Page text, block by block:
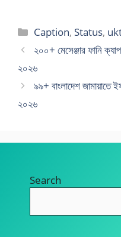
Categories
Caption, Status,
২০০+ মেসেঞ্জার ফানি
২০২৬
৯৯+ বাংলাদেশ জামায়াতে
২০২৬
Search